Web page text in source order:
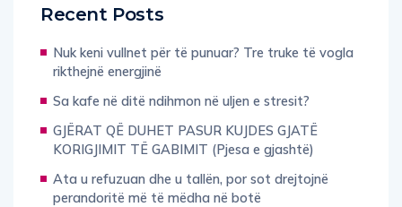
Recent Posts
Nuk keni vullnet për të punuar? Tre truke të vogla
rikthejnë energjinë
Sa kafe në ditë ndihmon në uljen e stresit?
GJËRAT QË DUHET PASUR KUJDES GJATË
KORIGJIMIT TË GABIMIT (Pjesa e gjashtë)
Ata u refuzuan dhe u tallën, por sot drejtojnë
perandoritë më të mëdha në botë